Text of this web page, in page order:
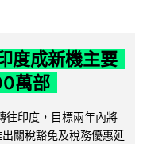
度成新機主要
萬部
印度，目標兩年內將
關稅豁免及稅務優惠延